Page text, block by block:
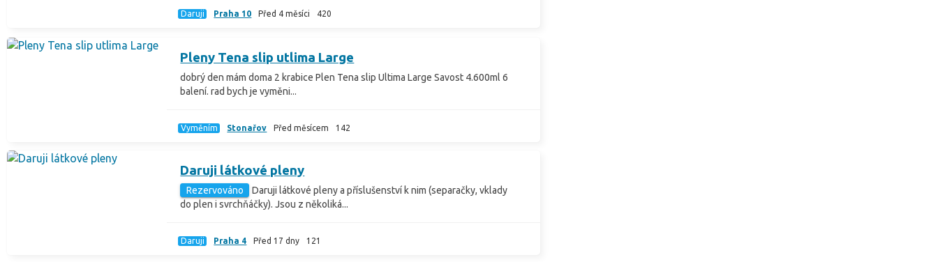
Daruji Praha 10 Před 4 měsíci 420
Pleny Tena slip utlima Large
dobrý den mám doma 2 krabice Plen Tena slip Ultima Large Savost 4.600ml 6
balení. rad bych je vyměni...
Vyměním Stonařov Před měsícem 142
Daruji látkové pleny
Rezervováno
Daruji látkové pleny a příslušenství k nim (separačky, vklady
do plen i svrchňáčky). Jsou z několiká...
Daruji Praha 4 Před 17 dny 121